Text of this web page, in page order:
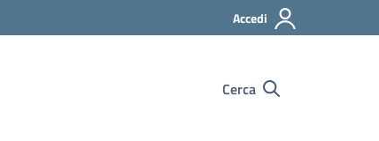
Accedi
Cerca